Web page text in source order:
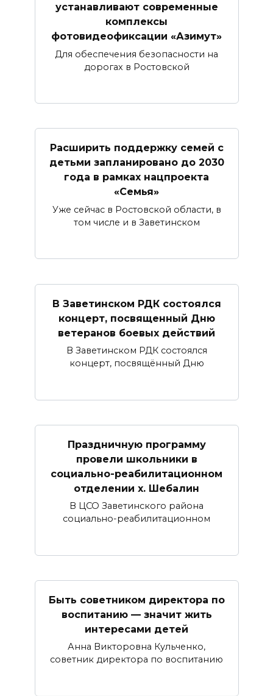
устанавливают современные
комплексы
фотовидеофиксации «Азимут»
Для обеспечения безопасности на
дорогах в Ростовской
Расширить поддержку семей с
детьми запланировано до 2030
года в рамках нацпроекта
«Семья»
Уже сейчас в Ростовской области, в
том числе и в Заветинском
В Заветинском РДК состоялся
концерт, посвященный Дню
ветеранов боевых действий
В Заветинском РДК состоялся
концерт, посвящённый Дню
Праздничную программу
провели школьники в
социально-реабилитационном
отделении х. Шебалин
В ЦСО Заветинского района
социально-реабилитационном
Быть советником директора по
воспитанию — значит жить
интересами детей
Анна Викторовна Кульченко,
советник директора по воспитанию